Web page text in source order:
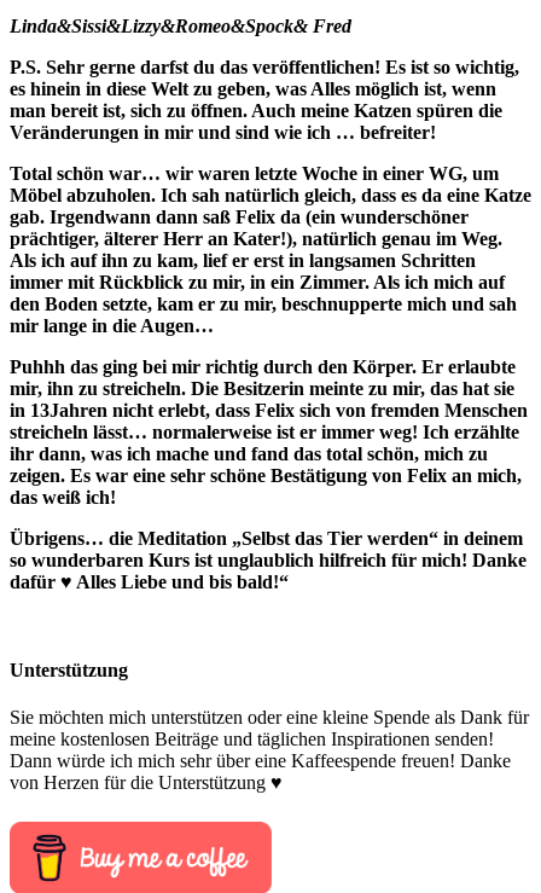
Linda&Sissi&Lizzy&Romeo&Spock& Fred
P.S. Sehr gerne darfst du das veröffentlichen! Es ist so wichtig,
es hinein in diese Welt zu geben, was Alles möglich ist, wenn
man bereit ist, sich zu öffnen. Auch meine Katzen spüren die
Veränderungen in mir und sind wie ich … befreiter!
Total schön war… wir waren letzte Woche in einer WG, um
Möbel abzuholen. Ich sah natürlich gleich, dass es da eine Katze
gab. Irgendwann dann saß Felix da (ein wunderschöner
prächtiger, älterer Herr an Kater!), natürlich genau im Weg.
Als ich auf ihn zu kam, lief er erst in langsamen Schritten
immer mit Rückblick zu mir, in ein Zimmer. Als ich mich auf
den Boden setzte, kam er zu mir, beschnupperte mich und sah
mir lange in die Augen…
Puhhh das ging bei mir richtig durch den Körper. Er erlaubte
mir, ihn zu streicheln. Die Besitzerin meinte zu mir, das hat sie
in 13Jahren nicht erlebt, dass Felix sich von fremden Menschen
streicheln lässt… normalerweise ist er immer weg! Ich erzählte
ihr dann, was ich mache und fand das total schön, mich zu
zeigen. Es war eine sehr schöne Bestätigung von Felix an mich,
das weiß ich!
Übrigens… die Meditation „Selbst das Tier werden“ in deinem
so wunderbaren Kurs ist unglaublich hilfreich für mich! Danke
dafür ♥ Alles Liebe und bis bald!“
Unterstützung
Sie möchten mich unterstützen oder eine kleine Spende als Dank für
meine kostenlosen Beiträge und täglichen Inspirationen senden!
Dann würde ich mich sehr über eine Kaffeespende freuen! Danke
von Herzen für die Unterstützung ♥